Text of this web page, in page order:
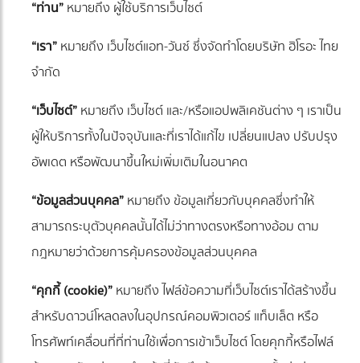
“ท่าน”หมายถึง ผู้ใช้บริการเว็บไซต์
“เรา”หมายถึง เว็บไซต์แอท-วันซ์ ซึ่งจัดทำโดยบริษัท ฮิโรอะ ไทย
จำกัด
“เว็บไซต์”หมายถึง เว็บไซต์ และ/หรือแอปพลิเคชันต่าง ๆ เราเป็น
ผู้ให้บริการทั้งในปัจจุบันและที่เราได้แก้ไข เปลี่ยนแปลง ปรับปรุง
อัพเดต หรือพัฒนาขึ้นใหม่เพิ่มเติมในอนาคต
“ข้อมูลส่วนบุคคล”หมายถึง ข้อมูลเกี่ยวกับบุคคลซึ่งทำให้
สามารถระบุตัวบุคคลนั้นได้ไม่ว่าทางตรงหรือทางอ้อม ตาม
กฎหมายว่าด้วยการคุ้มครองข้อมูลส่วนบุคคล
“คุกกี้ (cookie)”หมายถึง ไฟล์ข้อความที่เว็บไซต์เราได้สร้างขึ้น
สำหรับดาวน์โหลดลงในอุปกรณ์คอมพิวเตอร์ แท็บเล็ต หรือ
โทรศัพท์เคลื่อนที่ที่ท่านใช้เพื่อการเข้าเว็บไซต์ โดยคุกกี้หรือไฟล์